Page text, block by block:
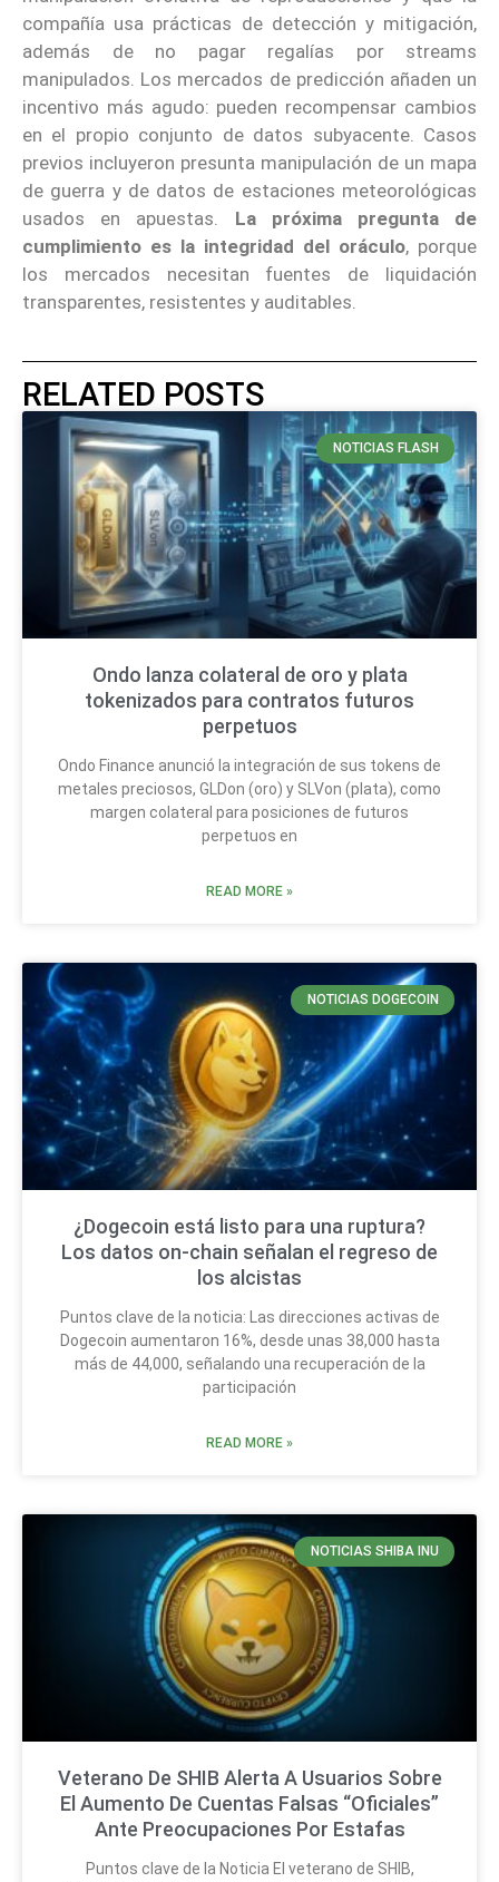
compañía usa prácticas de detección y mitigación,
además de no pagar regalías por streams
manipulados. Los mercados de predicción añaden un
incentivo más agudo: pueden recompensar cambios
en el propio conjunto de datos subyacente. Casos
previos incluyeron presunta manipulación de un mapa
de guerra y de datos de estaciones meteorológicas
usados en apuestas. La próxima pregunta de
cumplimiento es la integridad del oráculo, porque
los mercados necesitan fuentes de liquidación
transparentes, resistentes y auditables.
RELATED POSTS
NOTICIAS FLASH
Ondo lanza colateral de oro y plata
tokenizados para contratos futuros
perpetuos
Ondo Finance anunció la integración de sus tokens de
metales preciosos, GLDon (oro) y SLVon (plata), como
margen colateral para posiciones de futuros
perpetuos en
READ MORE »
NOTICIAS DOGECOIN
¿Dogecoin está listo para una ruptura?
Los datos on-chain señalan el regreso de
los alcistas
Puntos clave de la noticia: Las direcciones activas de
Dogecoin aumentaron 16%, desde unas 38,000 hasta
más de 44,000, señalando una recuperación de la
participación
READ MORE »
NOTICIAS SHIBA INU
Veterano De SHIB Alerta A Usuarios Sobre
El Aumento De Cuentas Falsas “Oficiales”
Ante Preocupaciones Por Estafas
Puntos clave de la Noticia El veterano de SHIB,